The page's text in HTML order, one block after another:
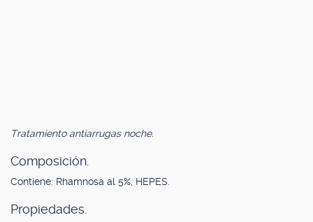
Tratamiento antiarrugas noche.
Composición.
Contiene: Rhamnosa al 5%, HEPES.
Propiedades.